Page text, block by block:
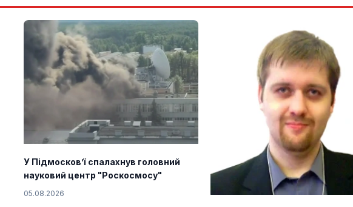
У Підмосков’ї спалахнув головний
науковий центр "Роскосмосу"
05.08.2026